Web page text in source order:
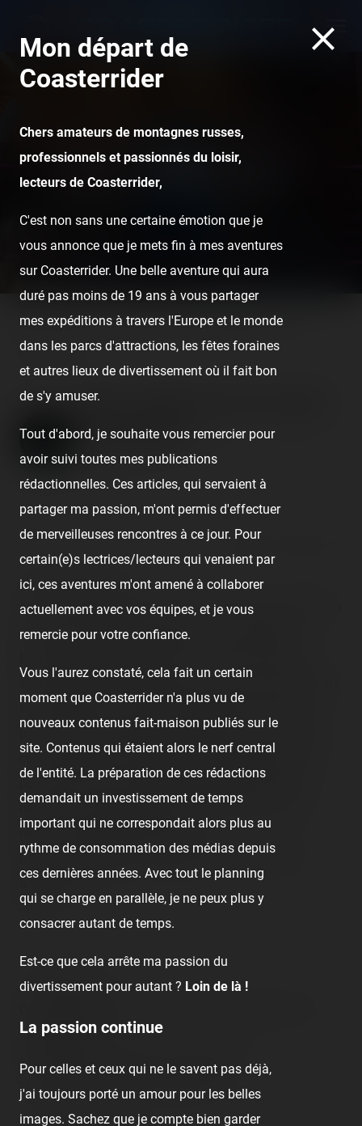
836e - Mieux que les
années précédentes !
Home Posts Reports 836e - Mieux que les années
précédentes !
836e - Mieux que les années
précédentes !
Published20 years agoby Coasterrider | Reading time:
≈ 8 minutes
<!-- TR summary -->
Ah ben du thrillride en veux-tu en voilà cette année 2006 !
Ce qu'on avait prédit auparavant s'est concrétisé :
sensations étaient au rendez-vous, tout ce que je voulais
s'est réalisé avec une durée prolongée de la foire en
plus ! On en aura bien profité en tous cas, avec un petit
coup de Ranger, assez désagréable mais tenable, se
poursuivant sur un incontournable Boomerang : ma
machine : the Street Fighter ! Il est à coup sûr qu'on
reviendra ! Maintenant, let's ride !
P.S. : dommage, pas de coasters à nos goûts cette
<br />
<!-- TR guests -->
• Maman<br />
Mon départ de
Coasterrider
Chers amateurs de montagnes russes,
professionnels et passionnés du loisir,
lecteurs de Coasterrider,
C'est non sans une certaine émotion que je
vous annonce que je mets fin à mes aventures
sur Coasterrider. Une belle aventure qui aura
duré pas moins de 19 ans à vous partager
mes expéditions à travers l'Europe et le monde
dans les parcs d'attractions, les fêtes foraines
et autres lieux de divertissement où il fait bon
de s'y amuser.
Tout d'abord, je souhaite vous remercier pour
avoir suivi toutes mes publications
rédactionnelles. Ces articles, qui servaient à
partager ma passion, m'ont permis d'effectuer
de merveilleuses rencontres à ce jour. Pour
certain(e)s lectrices/lecteurs qui venaient par
ici, ces aventures m'ont amené à collaborer
actuellement avec vos équipes, et je vous
remercie pour votre confiance.
Vous l'aurez constaté, cela fait un certain
moment que Coasterrider n'a plus vu de
nouveaux contenus fait-maison publiés sur le
site. Contenus qui étaient alors le nerf central
de l'entité. La préparation de ces rédactions
demandait un investissement de temps
important qui ne correspondait alors plus au
rythme de consommation des médias depuis
ces dernières années. Avec tout le planning
qui se charge en parallèle, je ne peux plus y
consacrer autant de temps.
Est-ce que cela arrête ma passion du
divertissement pour autant ? Loin de là !
La passion continue
Pour celles et ceux qui ne le savent pas déjà,
j'ai toujours porté un amour pour les belles
images. Sachez que je compte bien garder